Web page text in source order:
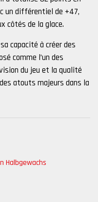
un différentiel de +47,
côtés de la glace.
capacité à créer des
comme l’un des
du jeu et la qualité
atouts majeurs dans la
Halbgewachs